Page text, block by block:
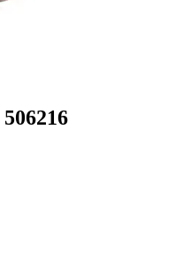
506216